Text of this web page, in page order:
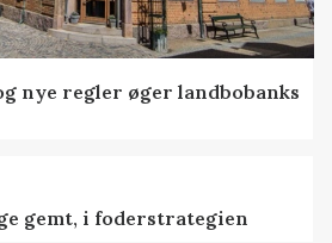
nye regler øger landbobanks
gemt, i foderstrategien